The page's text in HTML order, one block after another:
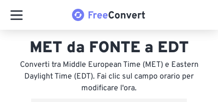
MET da FONTE a EDT
Converti tra Middle European Time (MET) e Eastern
Daylight Time (EDT). Fai clic sul campo orario per
modificare l'ora.